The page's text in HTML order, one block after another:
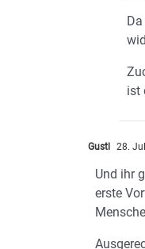
ist
Gustl 28.
Und ihr
erste